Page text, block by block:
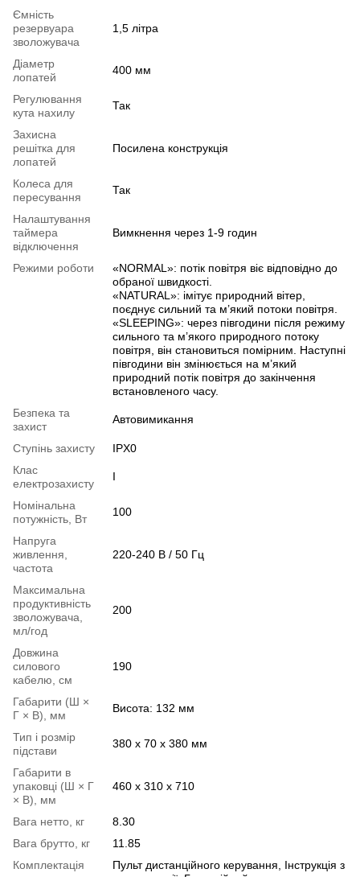
Ємність
резервуара
зволожувача
1,5 літра
Діаметр
лопатей
400 мм
Регулювання
кута нахилу
Так
Захисна
решітка для
лопатей
Посилена конструкція
Колеса для
пересування
Так
Налаштування
таймера
відключення
Вимкнення через 1-9 годин
Режими роботи
«NORMAL»: потік повітря віє відповідно до
обраної швидкості.
«NATURAL»: імітує природний вітер,
поєднує сильний та м’який потоки повітря.
«SLEEPING»: через півгодини після режиму
сильного та м’якого природного потоку
повітря, він становиться помірним. Наступні
півгодини він змінюється на м’який
природний потік повітря до закінчення
встановленого часу.
Безпека та
захист
Автовимикання
Ступінь захисту
IPX0
Клас
електрозахисту
I
Номінальна
потужність, Вт
100
Напруга
живлення,
частота
220-240 В / 50 Гц
Максимальна
продуктивність
зволожувача,
мл/год
200
Довжина
силового
кабелю, см
190
Габарити (Ш ×
Г × В), мм
Висота: 132 мм
Тип і розмір
підстави
380 x 70 x 380 мм
Габарити в
упаковці (Ш × Г
× В), мм
460 x 310 x 710
Вага нетто, кг
8.30
Вага брутто, кг
11.85
Комплектація
Пульт дистанційного керування, Інструкція з